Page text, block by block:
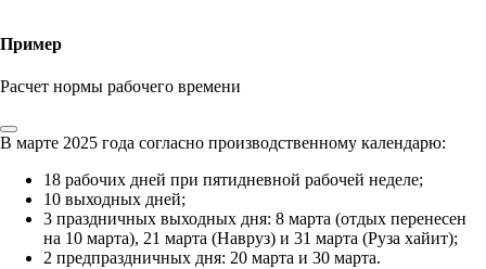
Пример
Расчет нормы рабочего времени
В марте 2025 года согласно производственному календарю:
18 рабочих дней при пятидневной рабочей неделе;
10 выходных дней;
3 праздничных выходных дня: 8 марта (отдых перенесен
на 10 марта), 21 марта (Навруз) и 31 марта (Руза хайит);
2 предпраздничных дня: 20 марта и 30 марта.